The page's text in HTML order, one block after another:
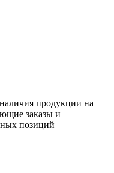
продукции на
заказы и
позиций